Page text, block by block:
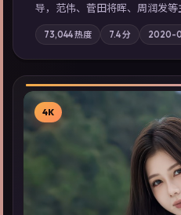
导，范伟、菅田将晖、周润发等
亲情与职责必须在倒计时结束
气质；站内亦可通过「国产免费
索同类型高分佳作，畅享高清
73,044热度 7.4分 2020-
4K